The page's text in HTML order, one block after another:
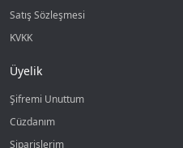
Satış Sözleşmesi
KVKK
Üyelik
Şifremi Unuttum
Cüzdanım
Siparişlerim